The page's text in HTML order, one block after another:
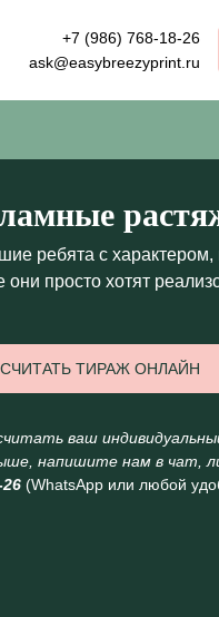
+7 (986) 768-18-26
ask@easybreezyprint.ru
ребята с
они просто хотят
ТИРАЖ ОНЛАЙН
ваш
напишите нам в чат,
26 (WhatsApp или любой